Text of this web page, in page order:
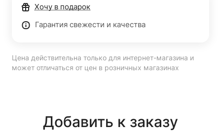
Хочу в подарок
Гарантия свежести и качества
Цена действительна только для интернет-магазина и
может отличаться от цен в розничных магазинах
Добавить к заказу